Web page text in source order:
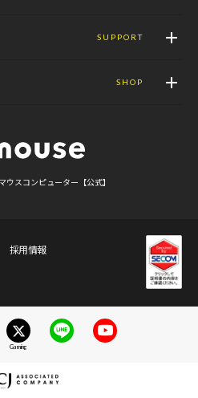
SUPPORT
SHOP
ウスコンピューター【公式】
採用情報
Gaming